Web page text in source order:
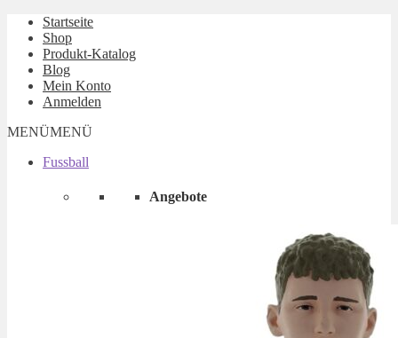
Startseite
Shop
Produkt-Katalog
Blog
Mein Konto
Anmelden
MENÜMENÜ
Fussball
Angebote